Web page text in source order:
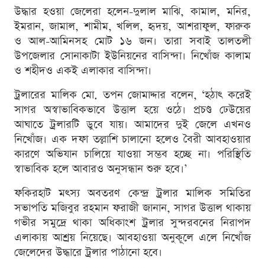
উদ্ধার হওয়া জেলেরা হলেন-দুলাল মাঝি, কামাল, মনির,
ইমরান, জামাল, শামীম, খলিল, হৃদয়, আশরাফুল, ফারুক
ও আল-আমিনসহ মোট ১৬ জন। তারা সবাই তালতলী
উপজেলার সোনাকাটা ইউনিয়নের বাসিন্দা। নিখোঁজ কালাম
ও শহীদও একই এলাকার বাসিন্দা।
ট্রলারের মালিক মো. তপন জোমাদ্দার বলেন, ‘হঠাৎ করেই
সাগর অস্বাভাবিকভাবে উত্তাল হয়ে ওঠে। প্রচণ্ড ঢেউয়ের
আঘাতে ট্রলারটি ডুবে যায়। আমাদের দুই জেলে এখনও
নিখোঁজ। এক দফা তল্লাশি চালানো হলেও বৈরী আবহাওয়ার
কারণে অভিযান চালিয়ে যাওয়া সম্ভব হচ্ছে না। পরিস্থিতি
স্বাভাবিক হলে আবারও অনুসন্ধান শুরু হবে।’
ফকিরহাট মৎস্য অবতরণ কেন্দ্র ট্রলার মালিক সমিতির
সভাপতি মজিবুর রহমান ফরাজী জানান, সাগর উত্তাল থাকায়
গভীর সমুদ্রে থাকা অধিকাংশ ট্রলার সুন্দরবনের নিরাপদ
এলাকায় আশ্রয় নিয়েছে। আবহাওয়া অনুকূলে এলে নিখোঁজ
জেলেদের উদ্ধারে ট্রলার পাঠানো হবে।